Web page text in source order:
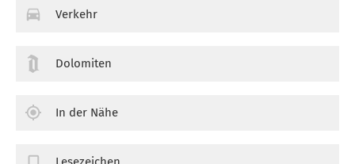
Verkehr
Dolomiten
In der Nähe